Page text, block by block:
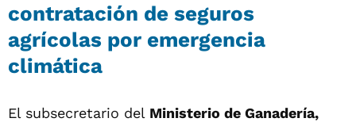
contratación de seguros
agrícolas por emergencia
climática
El subsecretario del Ministerio de Ganadería,